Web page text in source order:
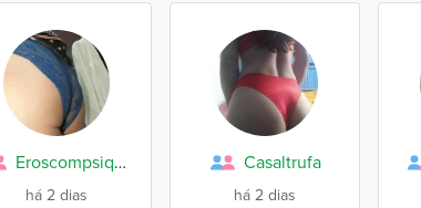
Eroscompsique
há 2 dias
Casaltrufa
há 2 dias